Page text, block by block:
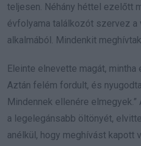
teljesen. Néhány héttel ezelőtt
évfolyama találkozót szervez
alkalmából. Mindenkit
Eleinte elnevette magát, mintha
Aztán felém fordult, és
Mindennek ellenére
a legelegánsabb öltönyét,
anélkül, hogy meghívást kapott